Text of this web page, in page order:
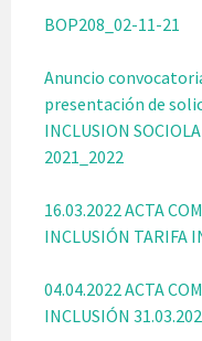
BOP208_02-11-21
Anuncio
presentación de
INCLUSION
2021_2022
16.03.2022 ACTA
INCLUSIÓN TARIFA
04.04.2022 ACTA
INCLUSIÓN